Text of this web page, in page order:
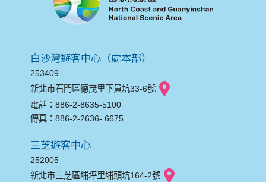
白沙灣遊客中心（處本部）
253409
新北市石門區德茂里下員坑33-6號
電話：886-2-8635-5100
傳真：886-2-2636- 6675
三芝遊客中心
252005
新北市三芝區埔坪里埔頭坑164-2號